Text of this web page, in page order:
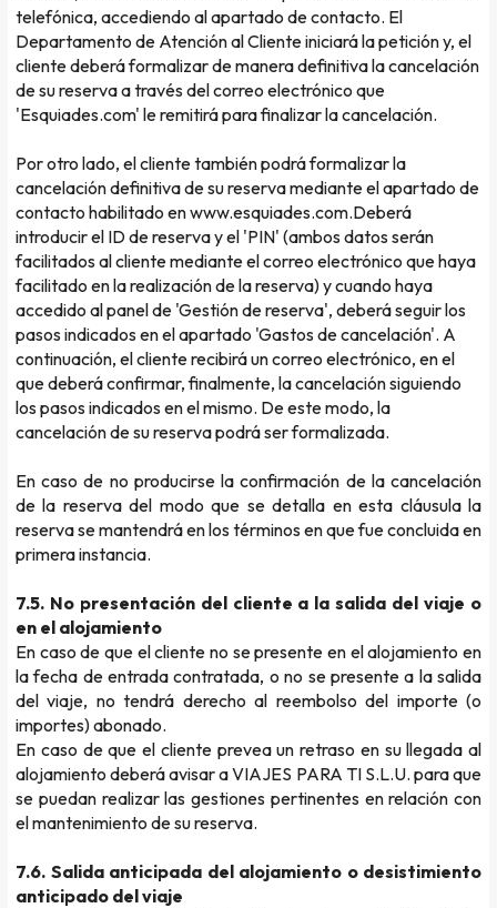
telefónica, accediendo al apartado de contacto. El
Departamento de Atención al Cliente iniciará la petición y, el
cliente deberá formalizar de manera definitiva la cancelación
de su reserva a través del correo electrónico que
'Esquiades.com' le remitirá para finalizar la cancelación.
Por otro lado, el cliente también podrá formalizar la
cancelación definitiva de su reserva mediante el apartado de
contacto habilitado en www.esquiades.com.Deberá
introducir el ID de reserva y el 'PIN' (ambos datos serán
facilitados al cliente mediante el correo electrónico que haya
facilitado en la realización de la reserva) y cuando haya
accedido al panel de 'Gestión de reserva', deberá seguir los
pasos indicados en el apartado 'Gastos de cancelación'. A
continuación, el cliente recibirá un correo electrónico, en el
que deberá confirmar, finalmente, la cancelación siguiendo
los pasos indicados en el mismo. De este modo, la
cancelación de su reserva podrá ser formalizada.
En caso de no producirse la confirmación de la cancelación
de la reserva del modo que se detalla en esta cláusula la
reserva se mantendrá en los términos en que fue concluida en
primera instancia.
7.5. No presentación del cliente a la salida del viaje o
en el alojamiento
En caso de que el cliente no se presente en el alojamiento en
la fecha de entrada contratada, o no se presente a la salida
del viaje, no tendrá derecho al reembolso del importe (o
importes) abonado.
En caso de que el cliente prevea un retraso en su llegada al
alojamiento deberá avisar a VIAJES PARA TI S.L.U. para que
se puedan realizar las gestiones pertinentes en relación con
el mantenimiento de su reserva.
7.6. Salida anticipada del alojamiento o desistimiento
anticipado del viaje